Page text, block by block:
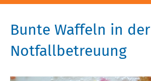
Bunte Waffeln in der
Notfallbetreuung